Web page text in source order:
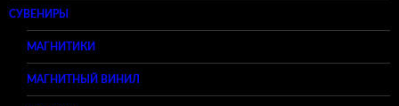
СУВЕНИРЫ
МАГНИТИКИ
МАГНИТНЫЙ ВИНИЛ